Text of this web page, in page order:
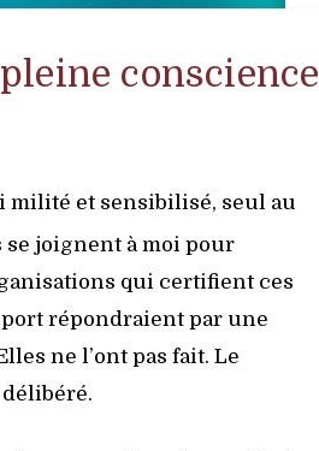
conscience
milité et sensibilisé, seul au
se joignent à moi pour
qui certifient ces
répondraient par une
ne l’ont pas fait. Le